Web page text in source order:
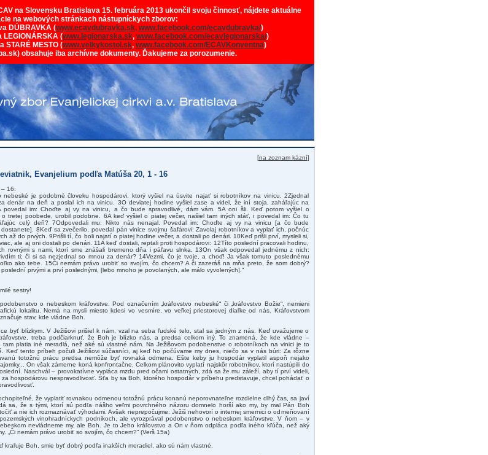
na Slovensku Bratislava 15. februára 2013 ukončil svoju činnosť, nájdete aktuálne
na webových stránkach nástupníckych zborov:
DÚBRAVKA (www.ecavdubravka.sk, www.facebook.com/ecavdubravka/)
(www.legionarska.sk, www.facebook.com/ecavlegionarska/)
STARÉ MESTO (www.velkykostol.sk, www.facebook.com/ECAVKonventna)
obsahuje iba archívne dokumenty. Ďakujeme za porozumenie.
[na zoznam kázní]
Evanjelium podľa Matúša 20, 1 - 16
16:
nebeské je podobné človeku hospodárovi, ktorý vyšiel na úsvite najať si robotníkov na vinicu. 2Zjednal
denár na deň a poslal ich na vinicu. 3O deviatej hodine vyšiel zase a videl, že iní stoja, zaháľajúc na
povedal im: Choďte aj vy na vinicu, a čo bude spravodlivé, dám vám. 5A oni šli. Keď potom vyšiel o
o tretej poobede, urobil podobne. 6A keď vyšiel o piatej večer, našiel tam iných stáť, i povedal im: Čo tu
celý deň? 7Odpovedali mu: Nikto nás nenajal. Povedal im: Choďte aj vy na vinicu [a čo bude
dostanete]. 8Keď sa zvečerilo, povedal pán vinice svojmu šafárovi: Zavolaj robotníkov a vyplať ich, počnúc
až do prvých. 9Prišli tí, čo boli najatí o piatej hodine večer, a dostali po denári. 10Keď prišli prví, mysleli si,
ale aj oni dostali po denári. 11A keď dostali, reptali proti hospodárovi: 12Títo poslední pracovali hodinu,
rovnými s nami, ktorí sme znášali bremeno dňa i páľavu slnka. 13On však odpovedal jednému z nich:
ti; či si sa nezjednal so mnou za denár? 14Vezmi, čo je tvoje, a choď! Ja však tomuto poslednému
ako tebe. 15Či nemám právo urobiť so svojím, čo chcem? A či zazeráš na mňa preto, že som dobrý?
prvými a prví poslednými, [lebo mnoho je povolaných, ale málo vyvolených].“
sestry!
o nebeskom kráľovstve. Pod označením „kráľovstvo nebeské“ či „kráľovstvo Božie“, nemieni
lokalitu. Nemá na mysli miesto kdesi vo vesmíre, vo veľkej priestorovej diaľke od nás. Kráľovstvom
stav, kde vládne Boh.
byť blízkym. V Ježišovi prišiel k nám, vzal na seba ľudské telo, stal sa jedným z nás. Keď uvažujeme o
treba podčiarknuť, že Boh je blízko nás, a predsa celkom iný. To znamená, že kde vládne –
tam platia iné meradlá, než aké sú vlastné nám. Na Ježišovom podobenstve o robotníkoch na vinici je to
Keď tento príbeh počuli Ježišovi súčasníci, aj keď ho počúvame my dnes, niečo sa v nás búri: Za rôzne
totožnú prácu predsa nemôže byť rovnaká odmena. Ešte keby ju hospodár vyplatil aspoň nejako
On však zámerne koná konfrontačne. Celkom plánovito vyplatí najskôr robotníkov, ktorí nastúpili do
Naschvál – provokatívne vypláca mzdu pred očami ostatných, zdá sa že mu záleží, aby tí prví videli,
za hospodárovu nespravodlivosť. Sťa by sa Boh, ktorého hospodár v príbehu predstavuje, chcel pohádať o
že vyplatiť rovnakou odmenou totožnú prácu konanú neporovnateľne rozdielne dlhý čas, sa javí
sa, že s tými, ktorí sú podľa nášho veľmi povrchného názoru domnelo horší ako my, by mal Pán Boh
a nie ich rozmaznávať výhodami. Avšak neprepočujme: Ježiš nehovorí o internej smernici o odmeňovaní
vinohradníckych podnikoch, ale vyrozprával podobenstvo o nebeskom kráľovstve. V ňom – v
nevládneme my, ale Boh. Je to Jeho kráľovstvo a On v ňom odpláca podľa iného kľúča, než aký
„Či nemám právo urobiť so svojím, čo chcem?“ (Verš 15a)
kraľuje Boh, smie byť dobrý podľa inakších meradiel, ako sú nám vlastné.